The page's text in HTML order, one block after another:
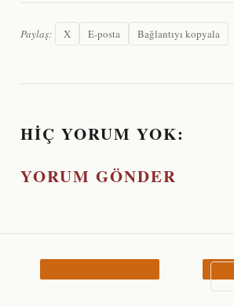
Paylaş: X E-posta Bağlantıyı kopyala
HIÇ YORUM YOK:
YORUM GÖNDER